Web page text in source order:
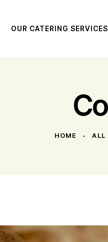
OUR CATERING SERVICES
HOME ALL